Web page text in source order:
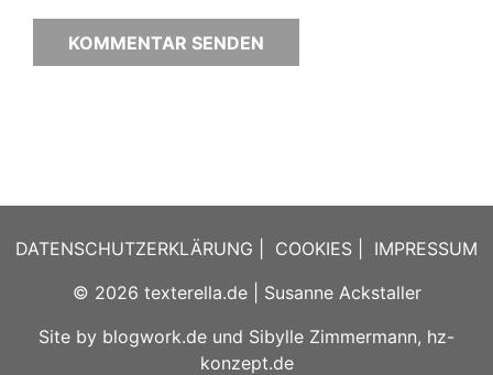
DATENSCHUTZERKLÄRUNG COOKIES
IMPRESSUM
© 2026 texterella.de| Susanne Ackstaller
Site by blogwork.de und Sibylle Zimmermann, hz-
konzept.de